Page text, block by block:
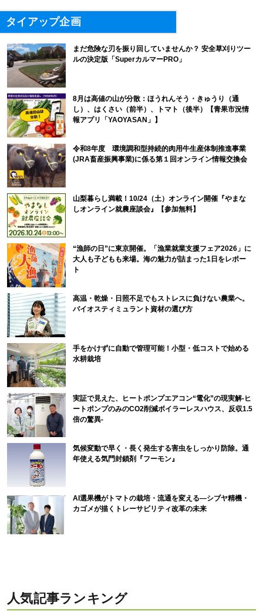
タイアップ企画
まだ危険な刃を振り回していませんか？ 安全草刈りツー
ルの決定版「SuperカルマーPRO」
8月は高値の山が分散：ほうれんそう・きゅうり（通
し）、はくさい（前半）、トマト（後半）【青果市況情
報アプリ「YAOYASAN」】
令和8年度 環境調和型持続的肉用牛生産体制推進事業
(JRA畜産振興事業)に係る第１回オンライン情報交換会
山梨暮らし満載！10/24（土）オンライン開催『やまな
しオンライン就農座談会』【参加無料】
“漁師の日”に東京開催。「漁業就業支援フェア2026」に
大人も子どもも来場。海の魅力が詰まった1日をレポー
ト
高温・乾燥・日照不足でもストレスに負けない農業へ。
バイオスティミュラント資材の選び方
手をかけずに自動で管理可能！小型・低コストで始める
水耕栽培
実証で見えた、ヒートポンプエアコン“電化”の現実解-ヒ
ートポンプのみのCO2削減ボイラーレスハウス、反収1.5
倍の驚異-
気候変動で早く・長く発生する害虫をしっかり防除。通
年使える気門封鎖剤『フーモン』
AI選果機がトマトの栽培・流通を変える―シブヤ精機・
カゴメが描くトレーサビリティ改革の未来
人気記事ランキング